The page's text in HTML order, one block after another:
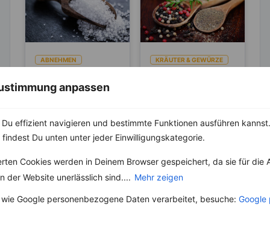
anpassen
effizient navigieren und bestimmte Funktionen ausführen
Du unten unter jeder Einwilligungskategorie.
Cookies werden in Deinem Browser gespeichert, da sie für die
der Website unerlässlich sind.... Mehr zeigen
Google personenbezogene Daten verarbeitet, besuche: Google
ABNEHMEN
Salz – Die
Salz ist ein
lebenswichtiger Stoff
nicht mehr weg zu
KRÄUTER & GEWÜRZE
Sorten
Pfeffers ist die
Dort ist auch das